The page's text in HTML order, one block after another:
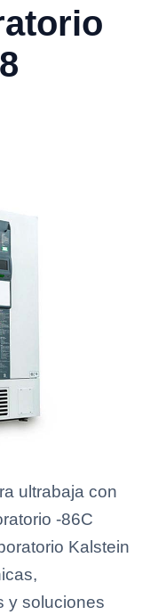
ultrabaja con
-86C
Kalstein
y soluciones